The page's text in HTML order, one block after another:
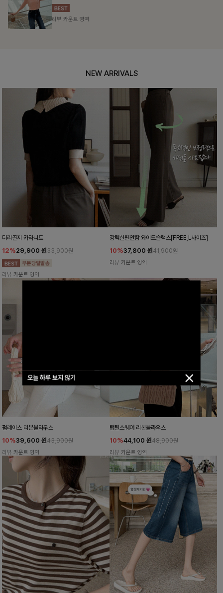
오늘 하루 보지 않기
리뷰 카운트 영역
NEW ARRIVALS
더리골지 카라니트
12%29,900 원33,900원
리뷰 카운트 영역
강력한편안함 와이드슬랙스[FREE,L사이즈]
10%37,800 원41,900원
리뷰 카운트 영역
펌레이스 리본블라우스
10%39,600 원43,900원
리뷰 카운트 영역
럽틸스퀘어 리본블라우스
10%44,100 원48,900원
리뷰 카운트 영역